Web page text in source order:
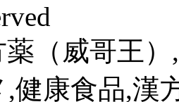
（威哥王
健康食品,漢